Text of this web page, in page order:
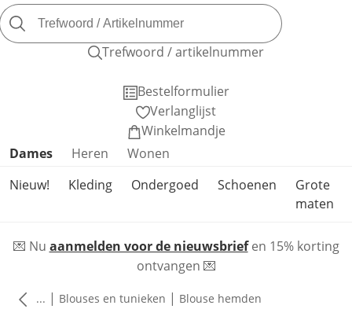
Trefwoord / artikelnummer
Bestelformulier
Verlanglijst
Winkelmandje
Productcategorieën overslaan
Dames Heren
Wonen
Nieuw!
Kleding Ondergoed Schoenen
Grote
maten
💌 Nu aanmelden voor de nieuwsbriefen 15% korting
ontvangen 💌
... | Blouses en tunieken | Blouse hemden